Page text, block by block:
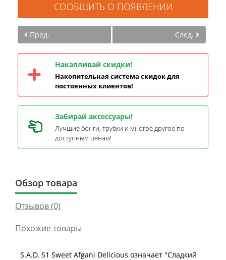
СООБЩИТЬ О ПОЯВЛЕНИИ
Пред. След.
Накапливай скидки!
Накопительная система скидок для
постоянных клиентов!
Забирай аксессуары!
Лучшие бонги, трубки и многое другое по
доступным ценам!
Обзор товара
Отзывов (0)
Похожие товары
S.A.D. S1 Sweet Afgani Delicious означает "Сладкий